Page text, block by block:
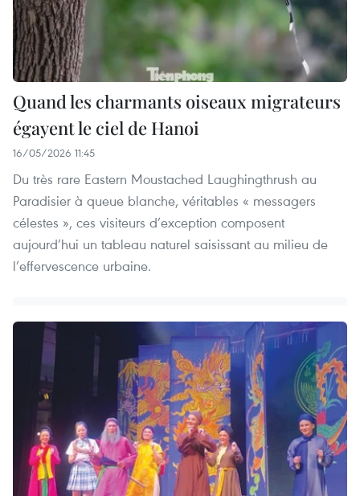
Quand les charmants oiseaux migrateurs
égayent le ciel de Hanoi
16/05/2026 11:45
Du très rare Eastern Moustached Laughingthrush au
Paradisier à queue blanche, véritables « messagers
célestes », ces visiteurs d’exception composent
aujourd’hui un tableau naturel saisissant au milieu de
l’effervescence urbaine.